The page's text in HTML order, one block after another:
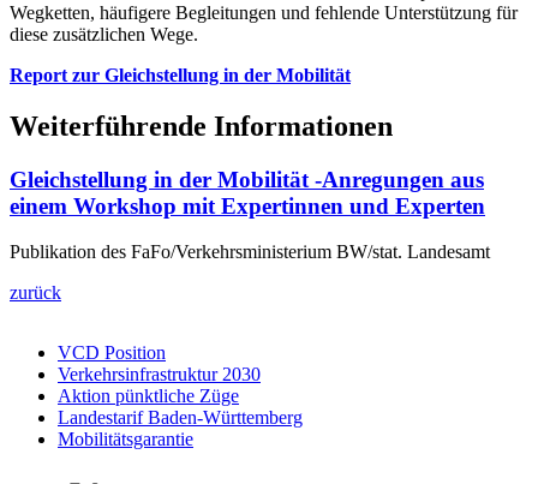
Wegketten, häufigere Begleitungen und fehlende Unterstützung für
diese zusätzlichen Wege.
Report zur Gleichstellung in der Mobilität
Weiterführende Informationen
Gleichstellung in der Mobilität -Anregungen aus
einem Workshop mit Expertinnen und Experten
Publikation des FaFo/Verkehrsministerium BW/stat. Landesamt
zurück
VCD Position
Verkehrsinfrastruktur 2030
Aktion pünktliche Züge
Landestarif Baden-Württemberg
Mobilitätsgarantie